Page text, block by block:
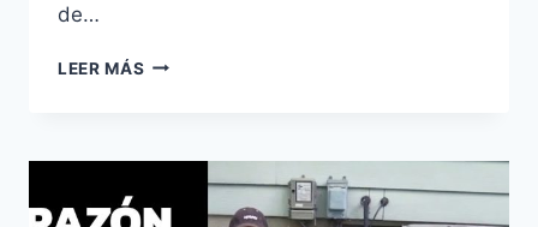
de…
LEER MÁS COMPARATIVA
DOMÓTICOS
POPULARES